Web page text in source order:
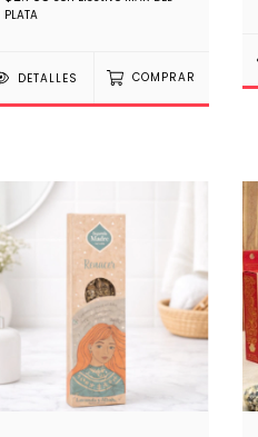
PLATA
DETALLES COMPRAR